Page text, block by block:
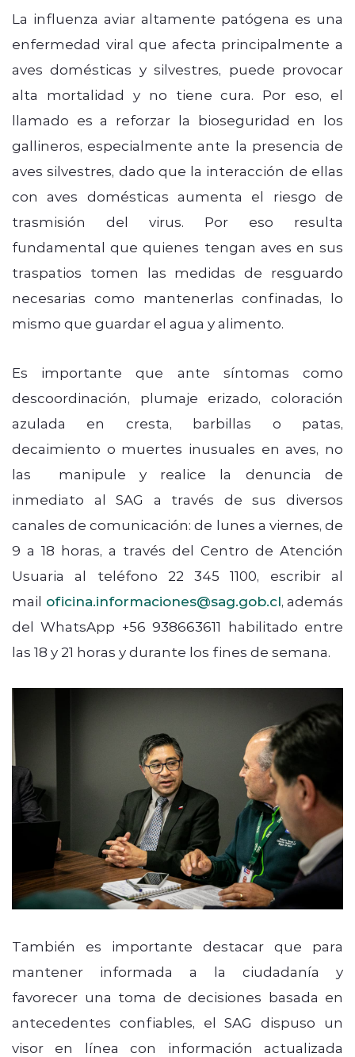
La influenza aviar altamente patógena es una
enfermedad viral que afecta principalmente a
aves domésticas y silvestres, puede provocar
alta mortalidad y no tiene cura. Por eso, el
llamado es a reforzar la bioseguridad en los
gallineros, especialmente ante la presencia de
aves silvestres, dado que la interacción de ellas
con aves domésticas aumenta el riesgo de
trasmisión del virus. Por eso resulta
fundamental que quienes tengan aves en sus
traspatios tomen las medidas de resguardo
necesarias como mantenerlas confinadas, lo
mismo que guardar el agua y alimento.
Es importante que ante síntomas como
descoordinación, plumaje erizado, coloración
azulada en cresta, barbillas o patas,
decaimiento o muertes inusuales en aves, no
las manipule y realice la denuncia de
inmediato al SAG a través de sus diversos
canales de comunicación: de lunes a viernes, de
9 a 18 horas, a través del Centro de Atención
Usuaria al teléfono 22 345 1100, escribir al
mail oficina.informaciones@sag.gob.cl, además
del WhatsApp +56 938663611 habilitado entre
las 18 y 21 horas y durante los fines de semana.
También es importante destacar que para
mantener informada a la ciudadanía y
favorecer una toma de decisiones basada en
antecedentes confiables, el SAG dispuso un
visor en línea con información actualizada